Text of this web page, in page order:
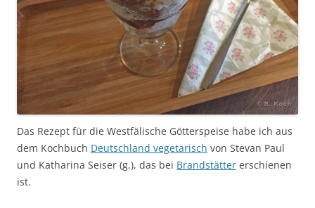
Das Rezept für die Westfälische Götterspeise habe ich aus
dem Kochbuch Deutschland vegetarisch von Stevan Paul
und Katharina Seiser (g.), das bei Brandstätter erschienen
ist.